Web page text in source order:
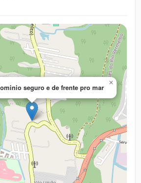
seguro e de frente pro mar
×